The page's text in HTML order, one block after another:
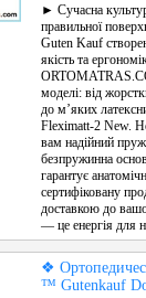
► Сучасна
правильної
Guten Kauf
якість та
моделі: від
до м’яких
Fleximatt-2 New.
вам надійний
безпружинна
гарантує
сертифіковану
доставкою до
— це енергія для
❖
™ Gutenkauf